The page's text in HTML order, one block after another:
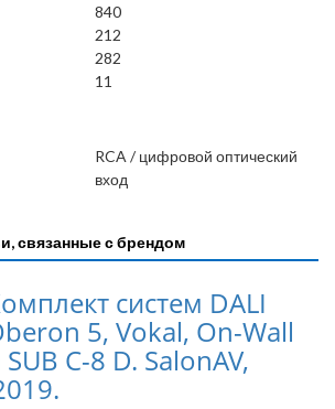
840
212
282
11
RCA / цифровой оптический
вход
связанные с брендом
систем DALI
5, Vokal, On-Wall
SUB C-8 D. SalonAV,